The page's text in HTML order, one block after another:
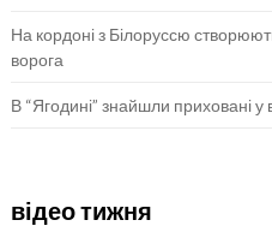
На кордоні з Білоруссю
ворога
В “Ягодині” знайшли приховані у
відео тижня